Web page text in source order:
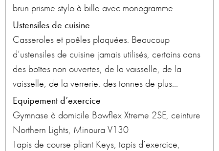
brun prisme stylo à bille avec monogramme
Ustensiles de cuisine
Casseroles et poêles plaquées. Beaucoup
d’ustensiles de cuisine jamais utilisés, certains dans
des boîtes non ouvertes, de la vaisselle, de la
vaisselle, de la verrerie, des tonnes de plus…
Equipement d’exercice
Gymnase à domicile Bowflex Xtreme 2SE, ceinture
Northern Lights, Minoura V130
Tapis de course pliant Keys, tapis d’exercice,